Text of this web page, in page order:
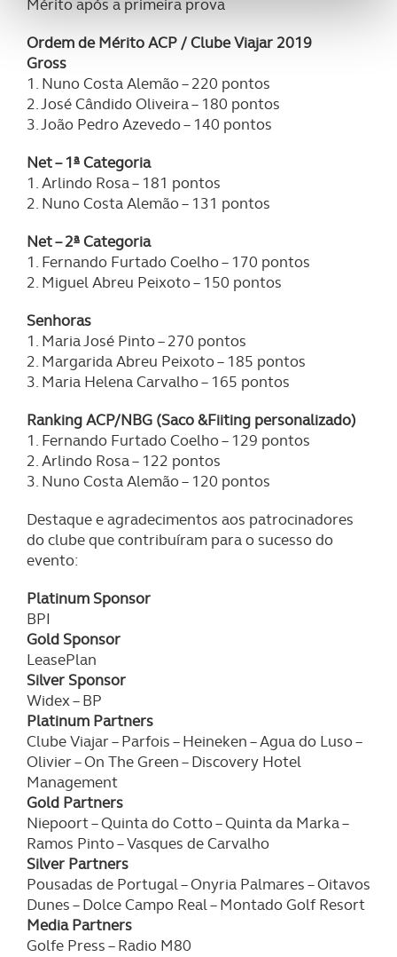
analisar dados de navegação no nosso website.
Adicionalmente partilhamos informação, relativa à sua
utilização do nosso site de publicidade e de análise, com
parceiros e organizações na UE e em países terceiros.
O ACP garantirá que as transferências internacionais de
dados pessoais serão realizadas apenas com o seu
consentimento e quando tal se afigure estritamente
necessário no contexto dos serviços a prestar.
Realçamos que o bloqueio de certo tipo de Cookies e
tecnologias similares pode ter impacto na sua
experiência de navegação no Website e nos serviços
disponibilizados.
Consulte a política de cookies do site.
Mérito após a primeira prova
Ordem de Mérito ACP / Clube Viajar 2019
Gross
1. Nuno Costa Alemão – 220 pontos
2. José Cândido Oliveira – 180 pontos
3. João Pedro Azevedo – 140 pontos
Net – 1ª Categoria
1. Arlindo Rosa – 181 pontos
2. Nuno Costa Alemão – 131 pontos
Net – 2ª Categoria
1. Fernando Furtado Coelho – 170 pontos
2. Miguel Abreu Peixoto – 150 pontos
Senhoras
1. Maria José Pinto – 270 pontos
2. Margarida Abreu Peixoto – 185 pontos
3. Maria Helena Carvalho – 165 pontos
Ranking ACP/NBG (Saco &Fiiting personalizado)
1. Fernando Furtado Coelho – 129 pontos
2. Arlindo Rosa – 122 pontos
3. Nuno Costa Alemão – 120 pontos
Destaque e agradecimentos aos patrocinadores
do clube que contribuíram para o sucesso do
evento:
Platinum Sponsor
BPI
Gold Sponsor
LeasePlan
Silver Sponsor
Widex – BP
Platinum Partners
Clube Viajar – Parfois – Heineken – Agua do Luso –
Olivier – On The Green – Discovery Hotel
Management
Gold Partners
Niepoort – Quinta do Cotto – Quinta da Marka –
Ramos Pinto – Vasques de Carvalho
Silver Partners
Pousadas de Portugal – Onyria Palmares – Oitavos
Dunes – Dolce Campo Real – Montado Golf Resort
Media Partners
Golfe Press – Radio M80